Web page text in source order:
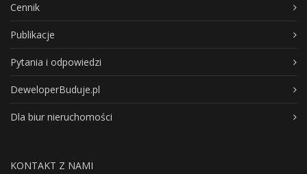
Cennik
Publikacje
Pytania i odpowiedzi
DeweloperBuduje.pl
Dla biur nieruchomości
KONTAKT Z NAMI